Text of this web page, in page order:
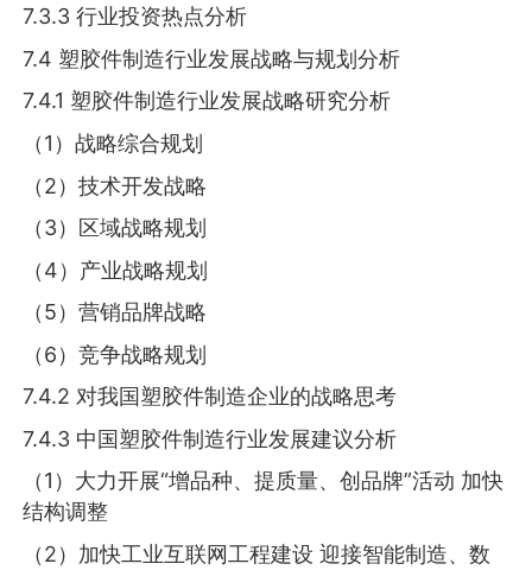
7.3.3 行业投资热点分析
7.4 塑胶件制造行业发展战略与规划分析
7.4.1 塑胶件制造行业发展战略研究分析
（1）战略综合规划
（2）技术开发战略
（3）区域战略规划
（4）产业战略规划
（5）营销品牌战略
（6）竞争战略规划
7.4.2 对我国塑胶件制造企业的战略思考
7.4.3 中国塑胶件制造行业发展建议分析
（1）大力开展“增品种、提质量、创品牌”活动 加快
结构调整
（2）加快工业互联网工程建设 迎接智能制造、数